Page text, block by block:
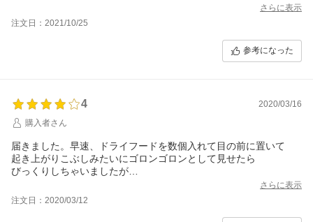
手を上手に使って、遊んだり食べたり楽しそうです。
で、中身が無くても、押したり抑えたりして、暫く戯れてていま
(*´∀`)♪
さらに表示
注文日：2021/10/25
参考になった
4
2020/03/16
購入者さん
届きました。早速、ドライフードを数個入れて目の前に置いて
起き上がりこぶしみたいにゴロンゴロンとして見せたら
びっくりしちゃいましたが
偶然フードが出てきておいしそうに食べてました。
さらに表示
注文日：2020/03/12